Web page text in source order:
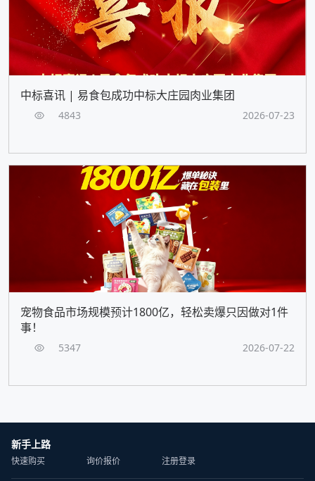
中标喜讯 | 易食包成功中标大庄园肉业集团
4843 2026-07-23
宠物食品市场规模预计1800亿，轻松卖爆只因做对1件
事！
5347 2026-07-22
新手上路
快速购买 询价报价 注册登录